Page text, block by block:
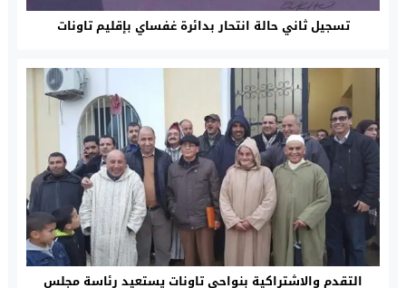
تسجيل ثاني حالة انتحار بدائرة غفساي بإقليم تاونات
التقدم والاشتراكية بنواحي تاونات يستعيد رئاسة مجلس